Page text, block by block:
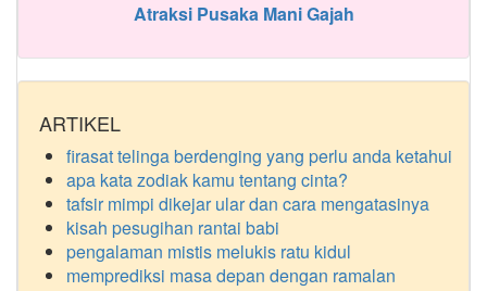
Atraksi Pusaka Mani Gajah
ARTIKEL
firasat telinga berdenging yang perlu anda ketahui
apa kata zodiak kamu tentang cinta?
tafsir mimpi dikejar ular dan cara mengatasinya
kisah pesugihan rantai babi
pengalaman mistis melukis ratu kidul
memprediksi masa depan dengan ramalan